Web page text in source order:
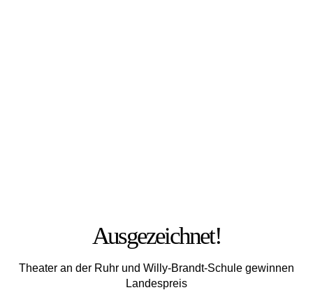
Ausgezeichnet!
Theater an der Ruhr und Willy-Brandt-Schule gewinnen
Landespreis